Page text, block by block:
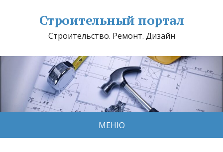
Строительный портал
Строительство. Ремонт. Дизайн
МЕНЮ